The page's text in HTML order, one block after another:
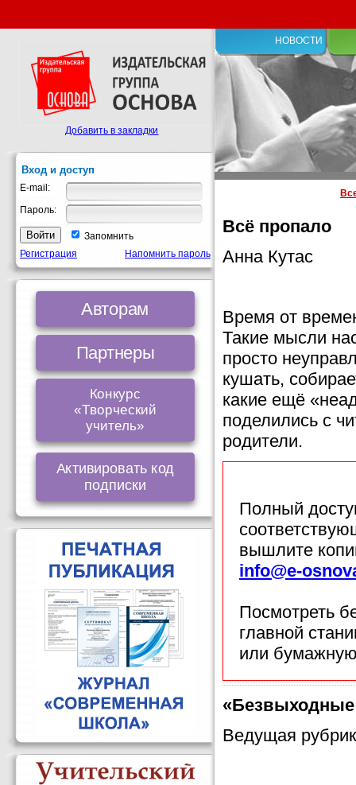
НОВОСТИ
Всё пропало
Анна Кутас
Время от
Такие мысли
просто
кушать,
какие ещё
поделились с
родители.
Полный
вышлите
info@e-
Посмотреть
главной
или
«Безвыходные
Ведущая
Добавить в закладки
Вход и доступ
E-mail:
Пароль:
Запомнить
Регистрация
Напомнить пароль
Авторам
Партнеры
Конкурс
«Творческий
учитель»
Активировать код
подписки